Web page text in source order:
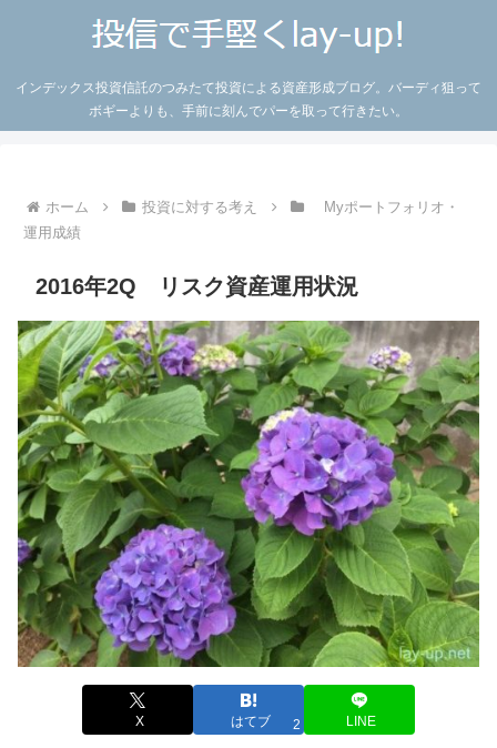
インデックス投資信託のつみたて投資による資産形成ブログ。バーディ狙って
ボギーよりも、手前に刻んでパーを取って行きたい。
ホーム 投資に対する考え
Myポートフォリオ・
運用成績
2016年2Q リスク資産運用状況
X はてブ 2 LINE